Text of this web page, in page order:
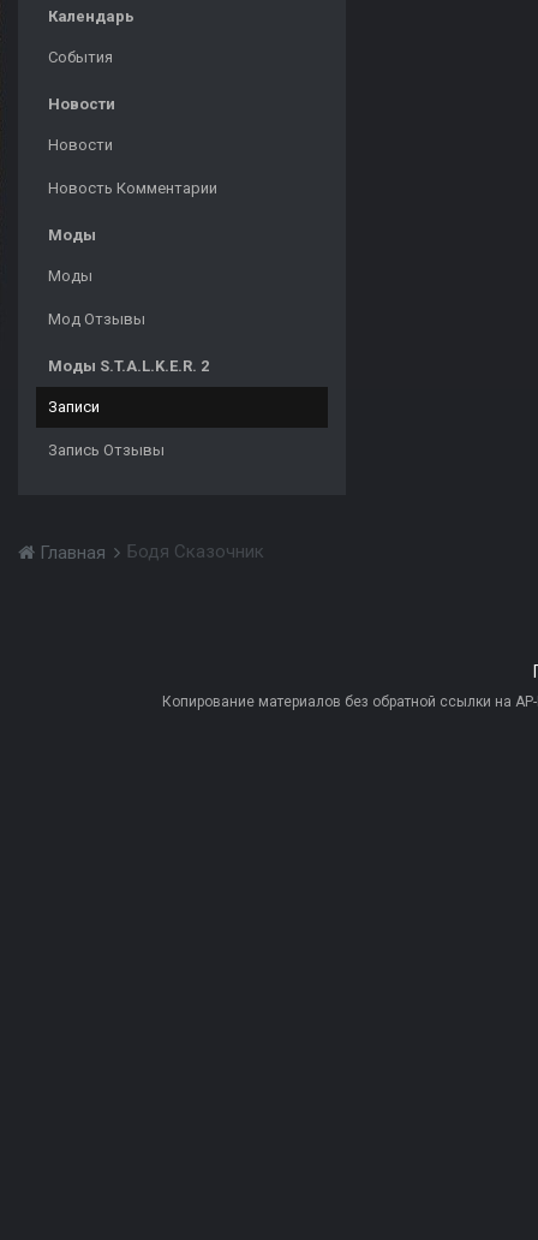
Календарь
События
Новости
Новости
Новость Комментарии
Моды
Моды
Мод Отзывы
Моды S.T.A.L.K.E.R. 2
Записи
Запись Отзывы
Главная Бодя Сказочник
Копирование материалов без обратной ссылки на